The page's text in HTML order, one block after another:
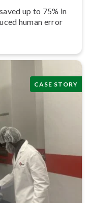
up to 75% in
human error
CASE STORY